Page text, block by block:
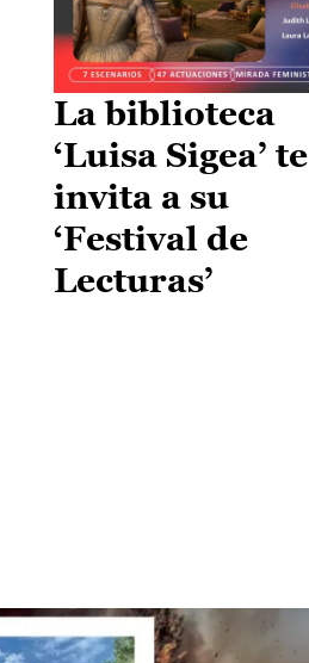
La biblioteca
‘Luisa Sigea’ te
invita a su
‘Festival de
Lecturas’